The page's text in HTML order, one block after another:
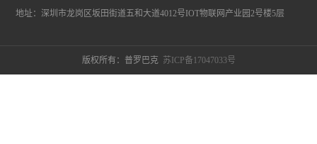
地址：深圳市龙岗区坂田街道五和大道4012号IOT物联网产业园2号楼5层
版权所有：普罗巴克 苏ICP备17047033号